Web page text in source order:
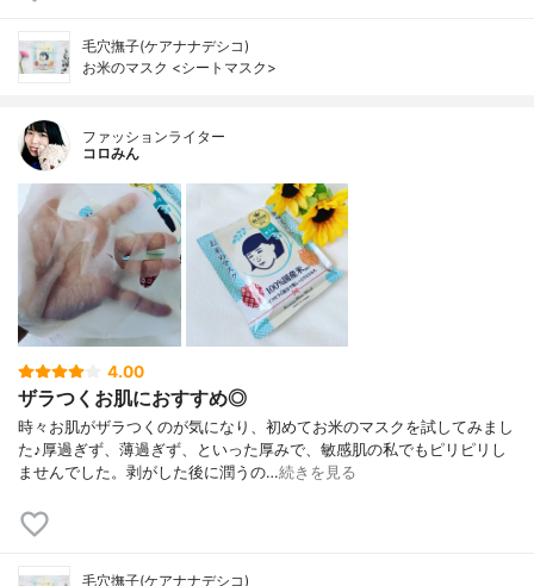
毛穴撫子(ケアナナデシコ)
お米のマスク <シートマスク>
ファッションライター
コロみん
4.00
ザラつくお肌におすすめ◎
時々お肌がザラつくのが気になり、初めてお米のマスクを試してみまし
た♪厚過ぎず、薄過ぎず、といった厚みで、敏感肌の私でもピリピリし
ませんでした。剥がした後に潤うの…続きを見る
毛穴撫子(ケアナナデシコ)